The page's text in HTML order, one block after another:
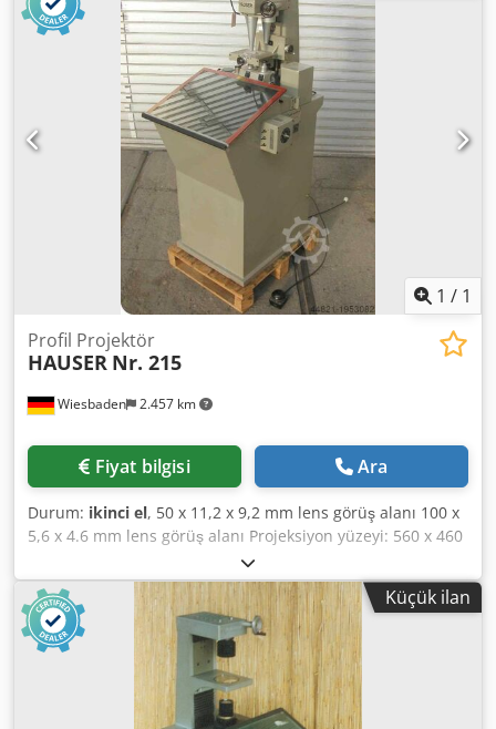
1 / 1
Wiesbaden 2.457 km
Profil Projektör
HAUSER Nr. 215
Fiyat bilgisi Ara
Durum: ikinci el, 50 x 11,2 x 9,2 mm lens görüş alanı 100 x
5,6 x 4.6 mm lens görüş alanı Projeksiyon yüzeyi: 560 x 460
mm Mercek boyutu: 230 x 165 mm Cedjb Nxl Ijpfx Afusha
Cam masa çapı: 80 mm Ortalama ağırlık: 230 kg Alan
gereksinimleri: 1030 x 780 x 1800 mm
Küçük ilan